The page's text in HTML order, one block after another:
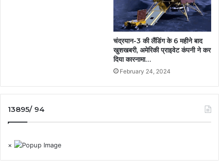
चंद्रयान-3 की लैंडिंग के 6 महीने बाद
खुशखबरी, अमेरिकी प्राइवेट कंपनी ने कर
दिया कारनामा…
February 24, 2024
13895/ 94
×